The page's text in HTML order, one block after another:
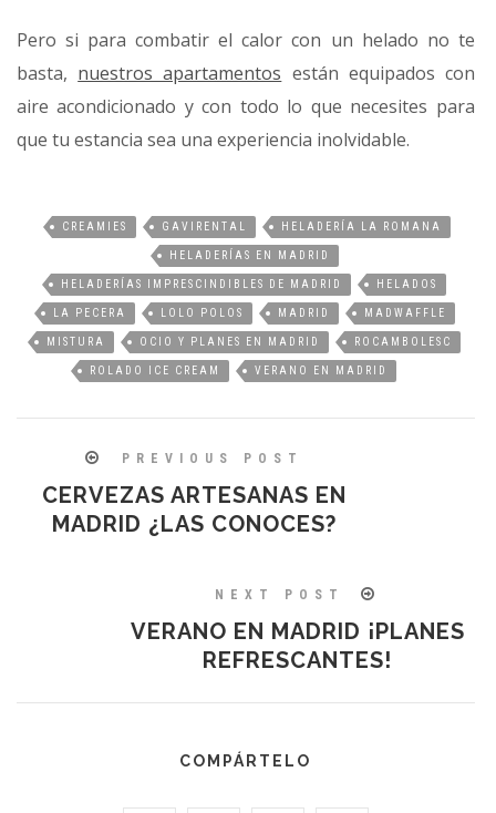
Pero si para combatir el calor con un helado no te
basta, nuestros apartamentos están equipados con
aire acondicionado y con todo lo que necesites para
que tu estancia sea una experiencia inolvidable.
CREAMIES GAVIRENTAL HELADERÍA LA ROMANA
HELADERÍAS EN MADRID
HELADERÍAS IMPRESCINDIBLES DE MADRID HELADOS
LA PECERA LOLO POLOS MADRID MADWAFFLE
MISTURA OCIO Y PLANES EN MADRID ROCAMBOLESC
ROLADO ICE CREAM VERANO EN MADRID
PREVIOUS POST
CERVEZAS ARTESANAS EN
MADRID ¿LAS CONOCES?
NEXT POST
VERANO EN MADRID ¡PLANES
REFRESCANTES!
COMPÁRTELO